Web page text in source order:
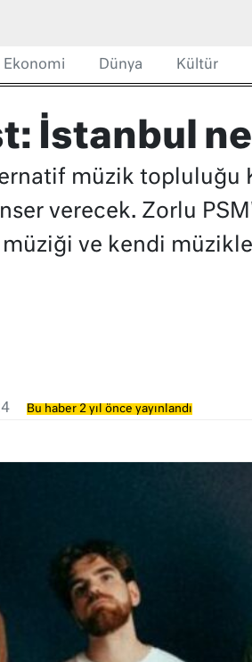
Ekonomi Dünya Kültür
İstanbul ne
müzik topluluğu
verecek. Zorlu
müziği ve kendi
Bu haber 2 yıl önce yayınlandı